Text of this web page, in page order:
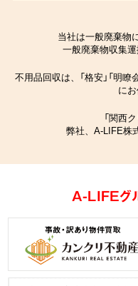
当社は一般廃棄物
一般廃棄物収集
不用品回収は、「格安」「明
に
「関西
弊社、A-LIFE株
A-LIFEグ